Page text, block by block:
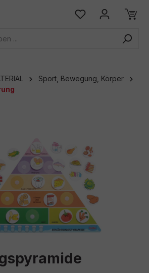
Sport, Bewegung, Körper